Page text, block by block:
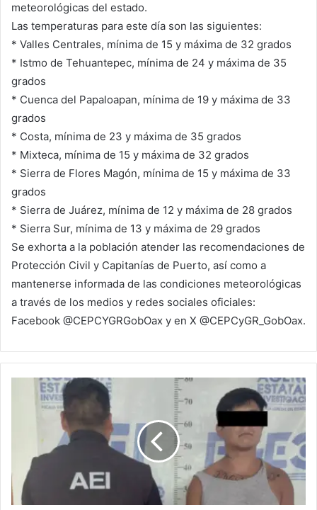
meteorológicas del estado.
Las temperaturas para este día son las siguientes:
* Valles Centrales, mínima de 15 y máxima de 32 grados
* Istmo de Tehuantepec, mínima de 24 y máxima de 35
grados
* Cuenca del Papaloapan, mínima de 19 y máxima de 33
grados
* Costa, mínima de 23 y máxima de 35 grados
* Mixteca, mínima de 15 y máxima de 32 grados
* Sierra de Flores Magón, mínima de 15 y máxima de 33
grados
* Sierra de Juárez, mínima de 12 y máxima de 28 grados
* Sierra Sur, mínima de 13 y máxima de 29 grados
Se exhorta a la población atender las recomendaciones de
Protección Civil y Capitanías de Puerto, así como a
mantenerse informada de las condiciones meteorológicas
a través de los medios y redes sociales oficiales:
Facebook @CEPCYGRGobOax y en X @CEPCyGR_GobOax.